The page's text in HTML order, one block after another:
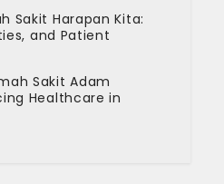
Sakit Harapan Kita:
and Patient
Sakit Adam
Healthcare in